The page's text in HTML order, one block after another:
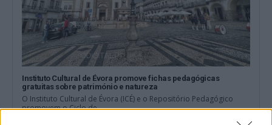
Instituto Cultural de Évora promove fichas pedagógicas
gratuitas sobre património e natureza
O Instituto Cultural de Évora (ICÉ) e o Repositório Pedagógico
promovem o Ciclo de...